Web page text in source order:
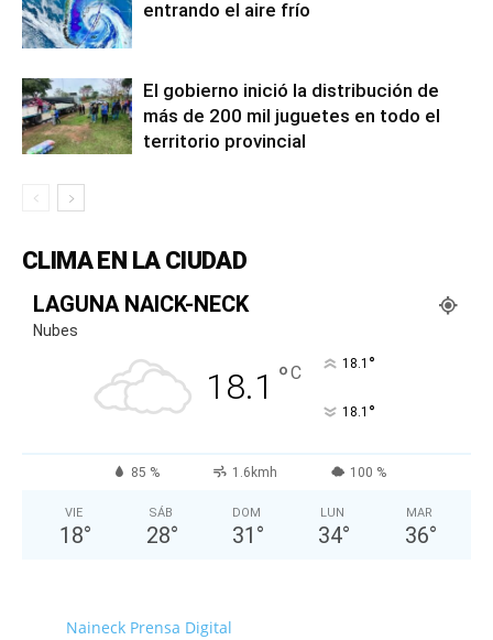
entrando el aire frío
El gobierno inició la distribución de
más de 200 mil juguetes en todo el
territorio provincial
CLIMA EN LA CIUDAD
LAGUNA NAICK-NECK
Nubes
18.1 °C 18.1 °
18.1 °
85 % 1.6kmh 100 %
VIE
18°
SÁB
28°
DOM
31 °
LUN
34°
MAR
36°
Naineck Prensa Digital